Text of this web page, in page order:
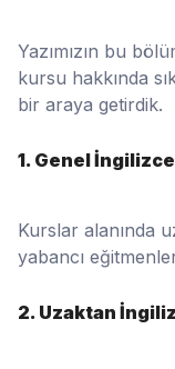
Yazımızın bu
kursu hakkında
bir araya getirdik.
1. Genel
Kurslar alanında
yabancı
2. Uzaktan